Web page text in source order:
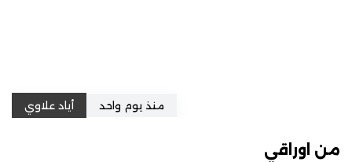
منذ يوم واحد أياد علاوي
من اوراقي